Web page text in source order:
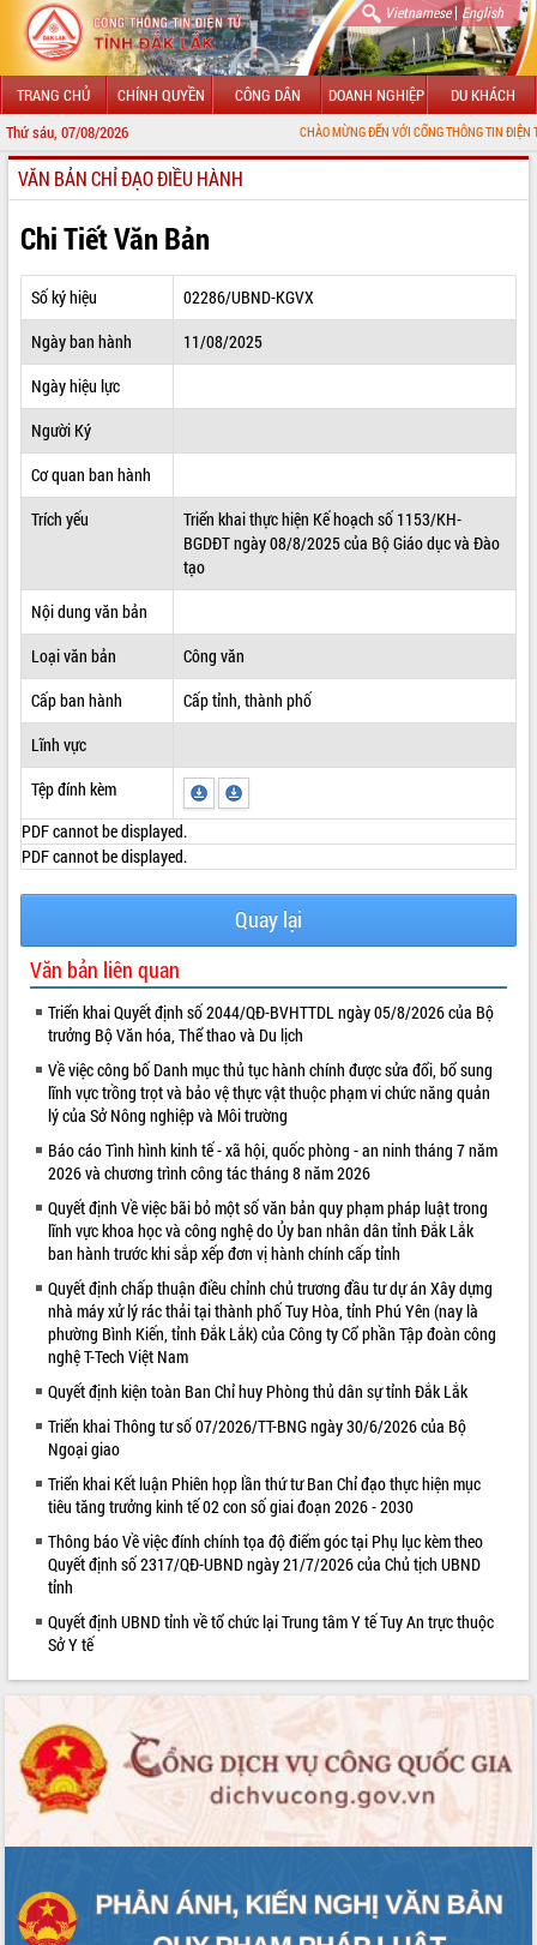
Vietnamese| English
TRANG CHỦ CHÍNH QUYỀN CÔNG DÂN DOANH NGHIỆP DU KHÁCH
Thứ sáu, 07/08/2026 CHÀO MỪNG ĐẾN VỚI CỔNG THÔNG TIN ĐIỆN TỬ TỈNH ĐẮK
GIỚI THIỆU
LÃNH ĐẠO UBND TỈNH
TIN TỨC SỰ KIỆN
SỞ, BAN, NGÀNH
THÔNG TIN CHỈ ĐẠO ĐIỀU HÀNH
HỆ THỐNG VĂN BẢN
VĂN BẢN HĐND TỈNH
QUY HOẠCH - KẾ HOẠCH
VIDEO
Không có file video nào để phát.
ALBUM ẢNH
LIÊN KẾT WEB
VĂN BẢN CHỈ ĐẠO ĐIỀU HÀNH
Chi Tiết Văn Bản
Số ký hiệu
02286/UBND-KGVX
Ngày ban hành
11/08/2025
Ngày hiệu lực
Người Ký
Cơ quan ban hành
Trích yếu
Triển khai thực hiện Kế hoạch số 1153/KH-
BGDĐT ngày 08/8/2025 của Bộ Giáo dục và Đào
tạo
Nội dung văn bản
Loại văn bản
Công văn
Cấp ban hành
Cấp tỉnh, thành phố
Lĩnh vực
Tệp đính kèm
PDF cannot be displayed.
PDF cannot be displayed.
Quay lại
Văn bản liên quan
Triển khai Quyết định số 2044/QĐ-BVHTTDL ngày 05/8/2026 của Bộ
trưởng Bộ Văn hóa, Thể thao và Du lịch
Về việc công bố Danh mục thủ tục hành chính được sửa đổi, bổ sung
lĩnh vực trồng trọt và bảo vệ thực vật thuộc phạm vi chức năng quản
lý của Sở Nông nghiệp và Môi trường
Báo cáo Tình hình kinh tế - xã hội, quốc phòng - an ninh tháng 7 năm
2026 và chương trình công tác tháng 8 năm 2026
Quyết định Về việc bãi bỏ một số văn bản quy phạm pháp luật trong
lĩnh vực khoa học và công nghệ do Ủy ban nhân dân tỉnh Đắk Lắk
ban hành trước khi sắp xếp đơn vị hành chính cấp tỉnh
Quyết định chấp thuận điều chỉnh chủ trương đầu tư dự án Xây dựng
nhà máy xử lý rác thải tại thành phố Tuy Hòa, tỉnh Phú Yên (nay là
phường Bình Kiến, tỉnh Đắk Lắk) của Công ty Cổ phần Tập đoàn công
nghệ T-Tech Việt Nam
Quyết định kiện toàn Ban Chỉ huy Phòng thủ dân sự tỉnh Đắk Lắk
Triển khai Thông tư số 07/2026/TT-BNG ngày 30/6/2026 của Bộ
Ngoại giao
Triển khai Kết luận Phiên họp lần thứ tư Ban Chỉ đạo thực hiện mục
tiêu tăng trưởng kinh tế 02 con số giai đoạn 2026 - 2030
Thông báo Về việc đính chính tọa độ điểm góc tại Phụ lục kèm theo
Quyết định số 2317/QĐ-UBND ngày 21/7/2026 của Chủ tịch UBND
tỉnh
Quyết định UBND tỉnh về tổ chức lại Trung tâm Y tế Tuy An trực thuộc
Sở Y tế